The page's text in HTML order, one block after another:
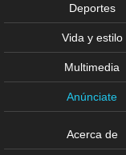
Deportes
Vida y estilo
Multimedia
Anúnciate
Acerca de